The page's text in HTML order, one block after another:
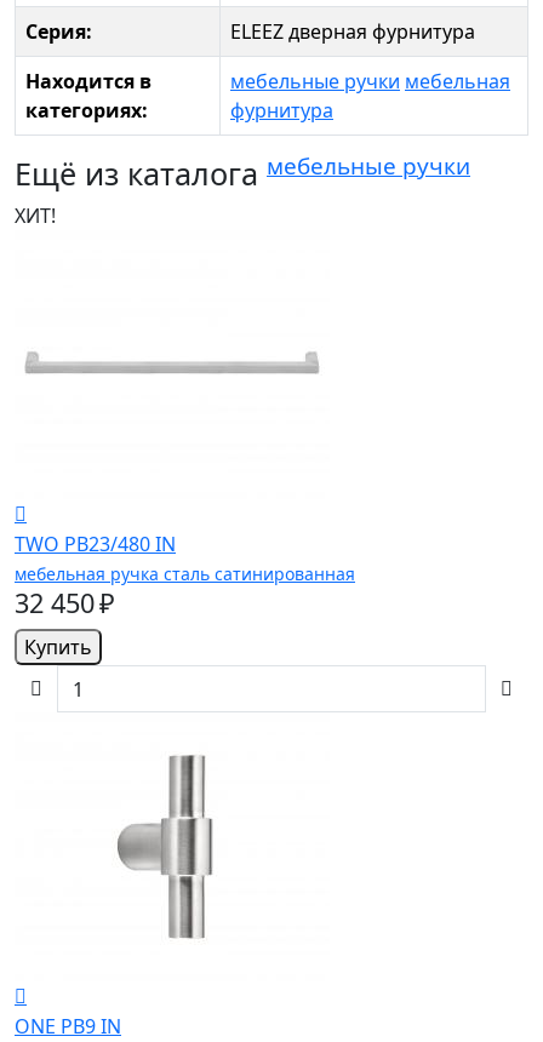
Серия:
ELEEZ дверная фурнитура
Находится в
категориях:
мебельные ручки мебельная
фурнитура
Ещё из каталога мебельные ручки
ХИТ!
TWO PB23/480 IN
мебельная ручка сталь сатинированная
32 450 ₽
Купить
ONE PB9 IN